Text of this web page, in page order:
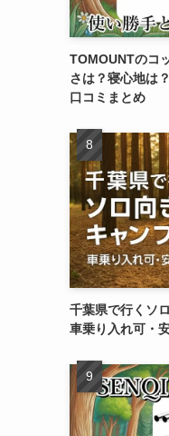
TOMOUNTのコ
さは？寝心地は
口コミまとめ
千葉県で行くソ
車乗り入れ可・